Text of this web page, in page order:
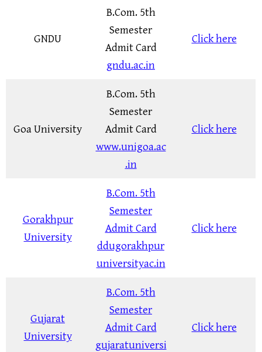
GNDU
B.Com. 5th
Semester
Admit Card
gndu.ac.in
Click here
Goa University
B.Com. 5th
Semester
Admit Card
www.unigoa.ac
.in
Click here
Gorakhpur
University
B.Com. 5th
Semester
Admit Card
ddugorakhpur
universityac.in
Click here
Gujarat
University
B.Com. 5th
Semester
Admit Card
gujaratuniversi
Click here